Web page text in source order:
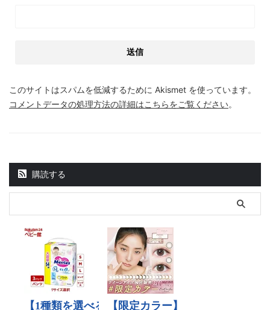
このサイトはスパムを低減するために Akismet を使っています。
コメントデータの処理方法の詳細はこちらをご覧ください。
購読する